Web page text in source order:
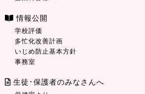
情報公開
学校評価
多忙化改善計画
いじめ防止基本方針
事務室
生徒･保護者のみなさんへ